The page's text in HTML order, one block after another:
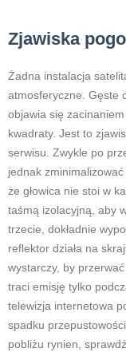
Zjawiska
Żadna instalacja
atmosferyczne. Gęste
objawia się
kwadraty. Jest to
serwisu. Zwykle po
jednak zminimalizować
że głowica nie stoi w
taśmą izolacyjną, aby
trzecie, dokładnie
reflektor działa na
wystarczy, by
traci emisję tylko
telewizja internetowa
spadku
pobliżu rynien,